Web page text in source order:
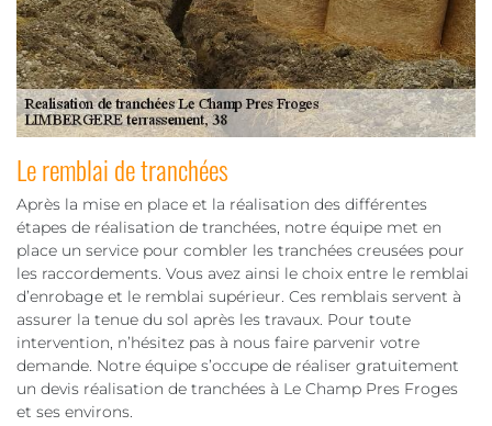
Le remblai de tranchées
Après la mise en place et la réalisation des différentes
étapes de réalisation de tranchées, notre équipe met en
place un service pour combler les tranchées creusées pour
les raccordements. Vous avez ainsi le choix entre le remblai
d’enrobage et le remblai supérieur. Ces remblais servent à
assurer la tenue du sol après les travaux. Pour toute
intervention, n’hésitez pas à nous faire parvenir votre
demande. Notre équipe s’occupe de réaliser gratuitement
un devis réalisation de tranchées à Le Champ Pres Froges
et ses environs.